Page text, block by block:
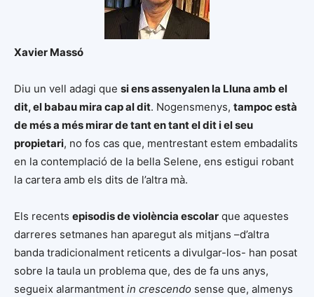
Xavier Massó
Diu un vell adagi que si ens assenyalen la Lluna amb el
dit, el babau mira cap al dit. Nogensmenys, tampoc està
de més a més mirar de tant en tant el dit i el seu
propietari, no fos cas que, mentrestant estem embadalits
en la contemplació de la bella Selene, ens estigui robant
la cartera amb els dits de l’altra mà.
Els recents episodis de violència escolar que aquestes
darreres setmanes han aparegut als mitjans –d’altra
banda tradicionalment reticents a divulgar-los- han posat
sobre la taula un problema que, des de fa uns anys,
segueix alarmantment in crescendo sense que, almenys